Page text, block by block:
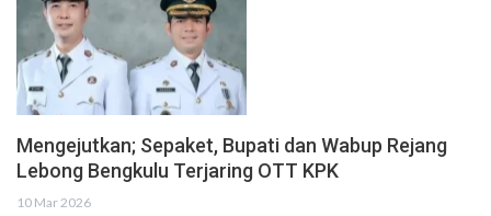
Mengejutkan; Sepaket, Bupati dan Wabup Rejang
Lebong Bengkulu Terjaring OTT KPK
10 Mar 2026